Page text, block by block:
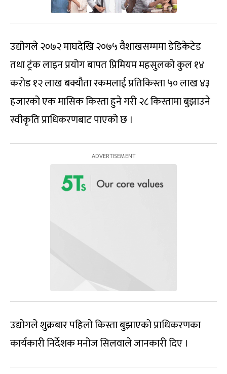
उद्योगले २०७२ माघदेखि २०७५ वैशाखसम्ममा डेडिकेटेड
तथा ट्रंक लाइन प्रयोग बापत प्रिमियम महसुलको कुल १४
करोड १२ लाख बक्यौता रकमलाई प्रतिकिस्ता ५० लाख ४३
हजारको एक मासिक किस्ता हुने गरी २८ किस्तामा बुझाउने
स्वीकृति प्राधिकरणबाट पाएको छ ।
उद्योगले शुक्रबार पहिलो किस्ता बुझाएको प्राधिकरणका
कार्यकारी निर्देशक मनोज सिलवाले जानकारी दिए ।